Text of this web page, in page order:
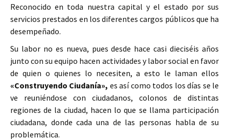
Reconocido en toda nuestra capital y el estado por sus
servicios prestados en los diferentes cargos públicos que ha
desempeñado.
Su labor no es nueva, pues desde hace casi dieciséis años
junto con su equipo hacen actividades y labor social en favor
de quien o quienes lo necesiten, a esto le laman ellos
«Construyendo Ciudanía», es así como todos los días se le
ve reuniéndose con ciudadanos, colonos de distintas
regiones de la ciudad, hacen lo que se llama participación
ciudadana, donde cada una de las personas habla de su
problemática.